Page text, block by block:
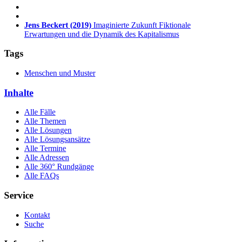
Jens Beckert (2019) Imaginierte Zukunft Fiktionale
Erwartungen und die Dynamik des Kapitalismus
Tags
Menschen und Muster
Inhalte
Alle Fälle
Alle Themen
Alle Lösungen
Alle Lösungsansätze
Alle Termine
Alle Adressen
Alle 360° Rundgänge
Alle FAQs
Service
Kontakt
Suche